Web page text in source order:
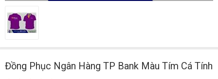
Đồng Phục Ngân Hàng TP Bank Màu Tím Cá Tính